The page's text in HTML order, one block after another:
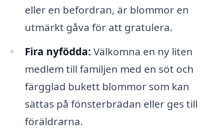
eller en befordran, är blommor en
utmärkt gåva för att gratulera.
Fira nyfödda: Välkomna en ny liten
medlem till familjen med en söt och
färgglad bukett blommor som kan
sättas på fönsterbrädan eller ges till
föräldrarna.